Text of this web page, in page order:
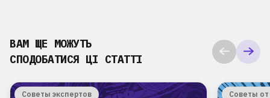
ВАМ ЩЕ МОЖУТЬ
СПОДОБАТИСЯ ЦІ СТАТТІ
Советы экспертов Советы от